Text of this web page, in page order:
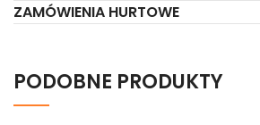
ZAMÓWIENIA HURTOWE
PODOBNE PRODUKTY